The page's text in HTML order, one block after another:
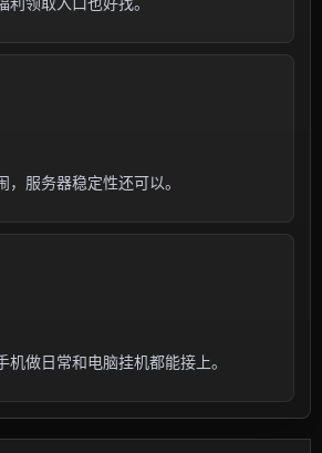
，服务器稳定性还可以。
机做日常和电脑挂机都能接上。